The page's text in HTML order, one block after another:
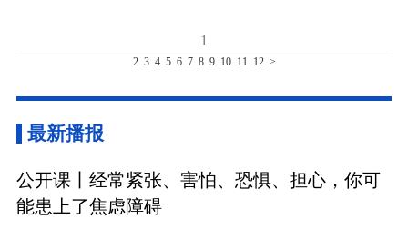
1
2 3 4 5 6 7 8 9 10 11 12 >
最新播报
公开课丨经常紧张、害怕、恐惧、担心，你可
能患上了焦虑障碍